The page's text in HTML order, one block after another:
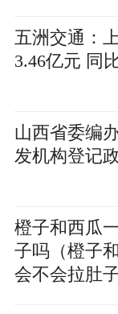
五洲交通：
3.46亿元 同
山西省委编
发机构登记
橙子和西瓜
子吗（橙子
会不会拉肚子